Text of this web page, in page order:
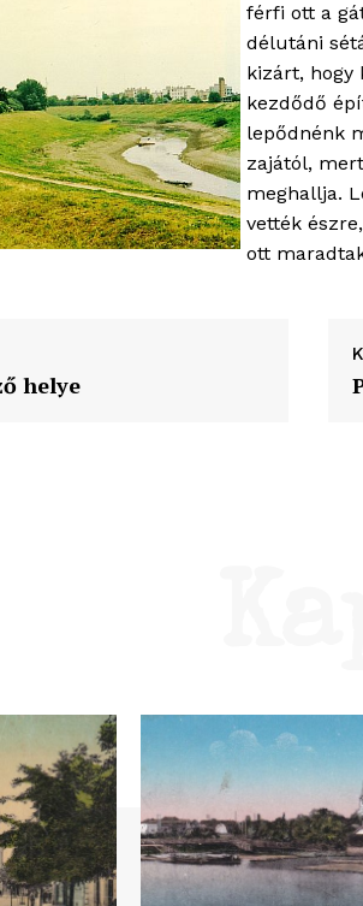
férfi ott a
délutáni
kizárt, hogy
kezdődő
lepődnénk
zajától,
meghallja.
vették
ott
helye